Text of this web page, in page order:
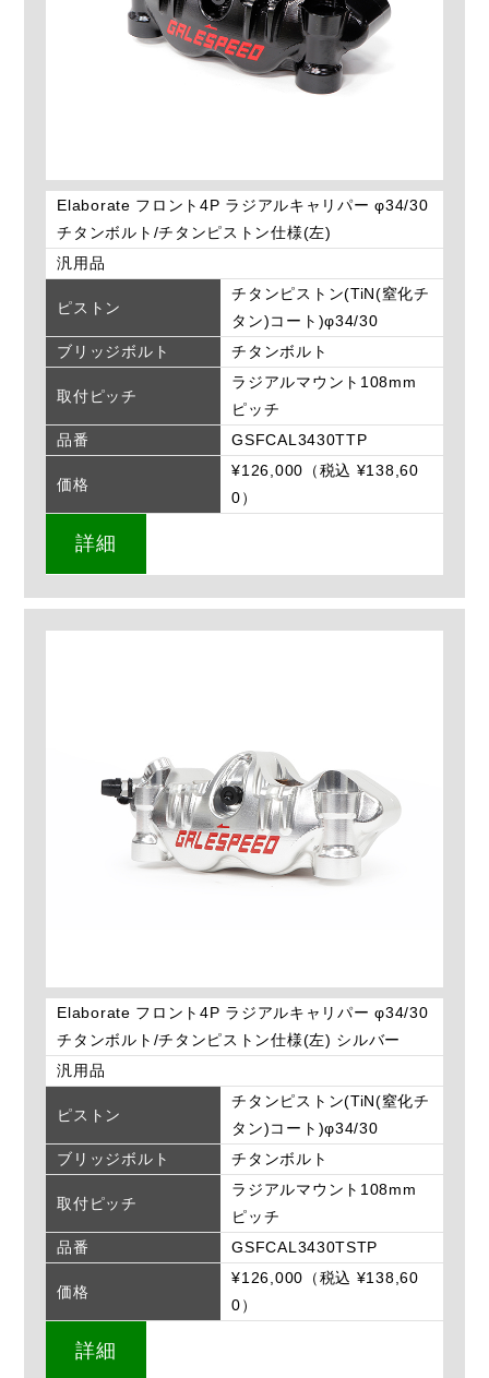
Elaborate フロント4P ラジアルキャリパー φ34/30
チタンボルト/チタンピストン仕様(左)
汎用品
ピストン
チタンピストン(TiN(窒化チ
タン)コート)φ34/30
ブリッジボルト
チタンボルト
取付ピッチ
ラジアルマウント108mm
ピッチ
品番
GSFCAL3430TTP
価格
¥126,000（税込 ¥138,60
0）
詳細
Elaborate フロント4P ラジアルキャリパー φ34/30
チタンボルト/チタンピストン仕様(左) シルバー
汎用品
ピストン
チタンピストン(TiN(窒化チ
タン)コート)φ34/30
ブリッジボルト
チタンボルト
取付ピッチ
ラジアルマウント108mm
ピッチ
品番
GSFCAL3430TSTP
価格
¥126,000（税込 ¥138,60
0）
詳細